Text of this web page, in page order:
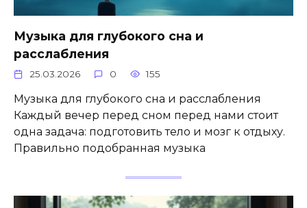
Музыка для глубокого сна и
расслабления
25.03.2026 0 155
Музыка для глубокого сна и расслабления
Каждый вечер перед сном перед нами стоит
одна задача: подготовить тело и мозг к отдыху.
Правильно подобранная музыка